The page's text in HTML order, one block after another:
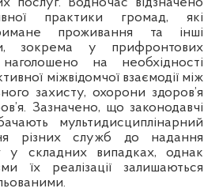
послуг. Водночас відзначено
практики громад, які
проживання та інші
зокрема у прифронтових
на необхідності
міжвідомчої взаємодії між
захисту, охорони здоров’я
Зазначено, що законодавчі
мультидисциплінарний
різних служб до надання
у складних випадках, однак
їх реалізації залишаються